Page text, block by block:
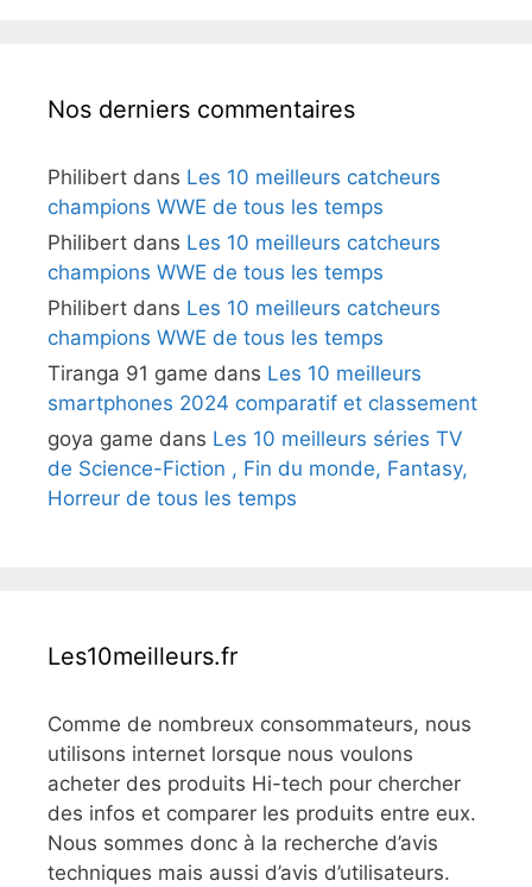
Nos derniers commentaires
Philibert dans Les 10 meilleurs catcheurs
champions WWE de tous les temps
Philibert dans Les 10 meilleurs catcheurs
champions WWE de tous les temps
Philibert dans Les 10 meilleurs catcheurs
champions WWE de tous les temps
Tiranga 91 game dans Les 10 meilleurs
smartphones 2024 comparatif et classement
goya game dans Les 10 meilleurs séries TV
de Science-Fiction , Fin du monde, Fantasy,
Horreur de tous les temps
Les10meilleurs.fr
Comme de nombreux consommateurs, nous
utilisons internet lorsque nous voulons
acheter des produits Hi-tech pour chercher
des infos et comparer les produits entre eux.
Nous sommes donc à la recherche d’avis
techniques mais aussi d’avis d’utilisateurs.